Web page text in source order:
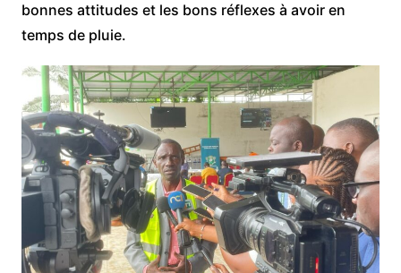
bonnes attitudes et les bons réflexes à avoir en
temps de pluie.